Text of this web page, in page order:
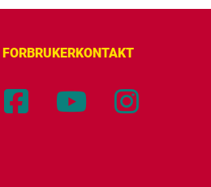
FORBRUKERKONTAKT